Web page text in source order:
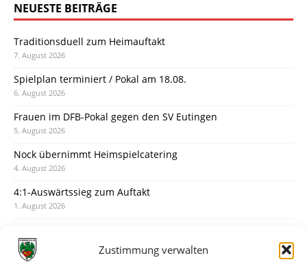
Zustimmung verwalten
NEUESTE BEITRÄGE
Traditionsduell zum Heimauftakt
7. August 2026
Spielplan terminiert / Pokal am 18.08.
6. August 2026
Frauen im DFB-Pokal gegen den SV Eutingen
5. August 2026
Nock übernimmt Heimspielcatering
4. August 2026
4:1-Auswärtssieg zum Auftakt
1. August 2026
31. Juli 2026